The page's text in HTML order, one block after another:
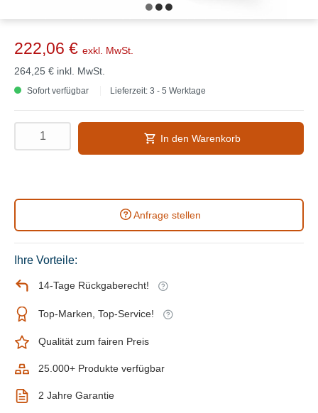
222,06 € exkl. MwSt.
264,25 € inkl. MwSt.
Sofort verfügbar Lieferzeit: 3 - 5 Werktage
In den Warenkorb
Anfrage stellen
Ihre Vorteile:
14-Tage Rückgaberecht!
Top-Marken, Top-Service!
Qualität zum fairen Preis
25.000+ Produkte verfügbar
2 Jahre Garantie